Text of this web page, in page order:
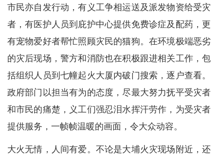
市民亦自发行动，有义工争相运送及派发物资给受灾
者，有医护人员到庇护中心提供免费诊症及配药，更
有宠物爱好者帮忙照顾灾民的猫狗。在环境极端恶劣
的灾后现场，警方和消防也在积极跟进相关工作，包
括组织人员到七幢起火大厦内破门搜索，逐户查看。
政府部门以担当有为的态度，尽最大努力抚平受灾者
和市民的痛楚，义工们强忍泪水挥汗劳作，为受灾者
提供服务，一帧帧温暖的画面，令大众动容。
大火无情，人间有爱。不论是大埔火灾现场附近，还